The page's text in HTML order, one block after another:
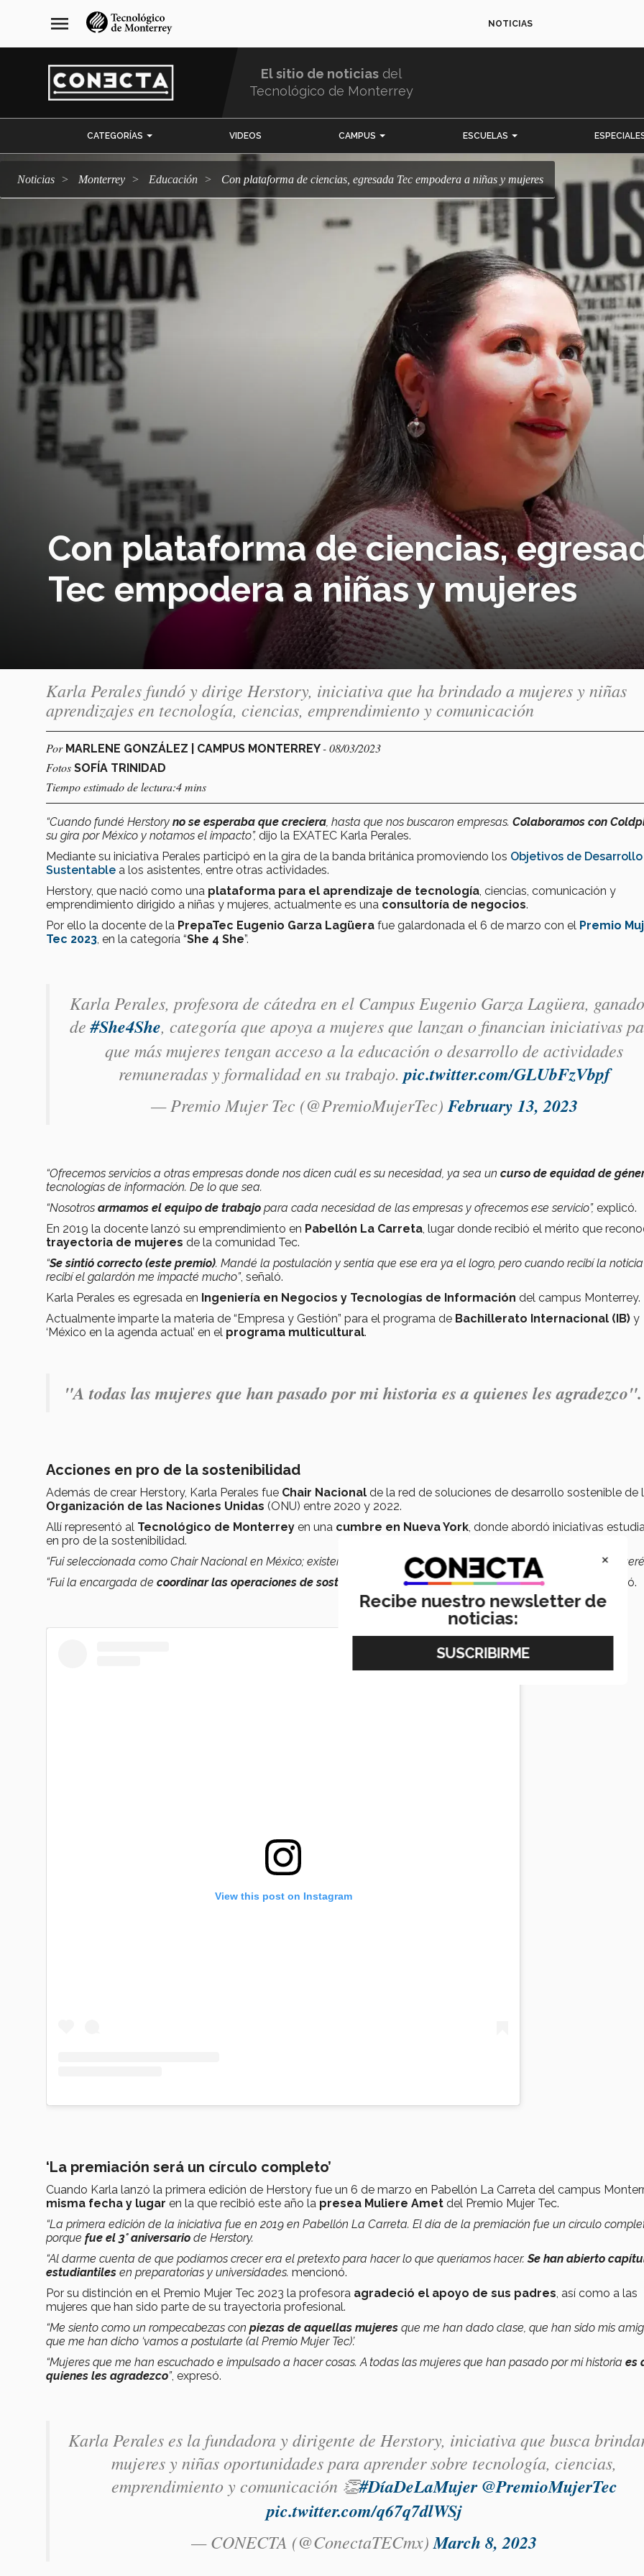
navegación
principal
menu NOTICIAS
El sitio de noticias del
Tecnológico de Monterrey
CATEGORÍAS VIDEOS CAMPUS ESCUELAS
Noticias Monterrey Educación Con plataforma de ciencias, egresada Tec empodera a niñas y mujeres
Con plataforma de ciencias,
Tec empodera a niñas y mujeres
Karla Perales fundó y dirige Herstory, iniciativa que ha brindado a mujeres y niñas
aprendizajes en tecnología, ciencias, emprendimiento y comunicación
Por MARLENE GONZÁLEZ | CAMPUS MONTERREY- 08/03/2023
Fotos SOFÍA TRINIDAD
Tiempo estimado de lectura:4 mins
“Cuando fundé Herstory no se esperaba que creciera , hasta que nos buscaron empresas. Colaboramos con
su gira por México y notamos el impacto”, dijo la EXATEC Karla Perales.
Mediante su iniciativa Perales participó en la gira de la banda británica promoviendo los Objetivos de Desarrollo
Sustentable a los asistentes, entre otras actividades.
Herstory, que nació como una plataforma para el aprendizaje de tecnología , ciencias, comunicación y
emprendimiento dirigido a niñas y mujeres, actualmente es una consultoría de negocios.
Por ello la docente de la PrepaTec Eugenio Garza Lagüera fue galardonada el 6 de marzo con el Premio
Tec 2023 , en la categoría “She 4 She”.
Karla Perales, profesora de cátedra en el Campus Eugenio Garza Lagüera,
de#She4She, categoría que apoya a mujeres que lanzan o financian iniciativas
que más mujeres tengan acceso a la educación o desarrollo de actividades
remuneradas y formalidad en su trabajo.pic.twitter.com/GLUbFzVbpf
— Premio Mujer Tec (@PremioMujerTec) February 13, 2023
“Ofrecemos servicios a otras empresas donde nos dicen cuál es su necesidad, ya sea un curso de equidad de
tecnologías de información. De lo que sea.
“Nosotros armamos el equipo de trabajo para cada necesidad de las empresas y ofrecemos ese servicio”, explicó.
En 2019 la docente lanzó su emprendimiento en Pabellón La Carreta , lugar donde recibió el mérito que
trayectoria de mujeres de la comunidad Tec.
“Se sintió correcto (este premio). Mandé la postulación y sentía que ese era ya el logro, pero cuando recibí la
recibí el galardón me impacté mucho”, señaló.
Karla Perales es egresada en Ingeniería en Negocios y Tecnologías de Información del campus Monterrey.
Actualmente imparte la materia de “Empresa y Gestión” para el programa de Bachillerato Internacional (IB) y
‘México en la agenda actual’ en el programa multicultural.
"A todas las mujeres que han pasado por mi historia es a quienes les agradezco".
Acciones en pro de la sostenibilidad
Además de crear Herstory, Karla Perales fue Chair Nacional de la red de soluciones de desarrollo sostenible de
Organización de las Naciones Unidas (ONU) entre 2020 y 2022.
Allí representó al Tecnológico de Monterrey en una cumbre en Nueva York , donde abordó iniciativas
en pro de la sostenibilidad.
“Fui seleccionada como Chair Nacional en México; existen hubs en Tampico, Guadalajara, Ciudad de México y
“Fui la encargada de coordinar las operaciones de sostenibilidad de estos laboratorios en cada campus”, señaló.
View this post on Instagram
‘La premiación será un círculo completo’
Cuando Karla lanzó la primera edición de Herstory fue un 6 de marzo en Pabellón La Carreta del campus
misma fecha y lugar en la que recibió este año la presea Muliere Amet del Premio Mujer Tec.
“La primera edición de la iniciativa fue en 2019 en Pabellón La Carreta. El día de la premiación fue un círculo
porque fue el 3° aniversario de Herstory.
“Al darme cuenta de que podíamos crecer era el pretexto para hacer lo que queríamos hacer.Se han abierto
estudiantiles en preparatorias y universidades. mencionó.
Por su distinción en el Premio Mujer Tec 2023 la profesora agradeció el apoyo de sus padres , así como a las
mujeres que han sido parte de su trayectoria profesional.
“Me siento como un rompecabezas con piezas de aquellas mujeres que me han dado clase, que han sido mis
que me han dicho ‘vamos a postularte (al Premio Mujer Tec)’.
“Mujeres que me han escuchado e impulsado a hacer cosas. A todas las mujeres que han pasado por mi historia es
quienes les agradezco”, expresó.
Karla Perales es la fundadora y dirigente de Herstory, iniciativa que busca
mujeres y niñas oportunidades para aprender sobre tecnología, ciencias,
emprendimiento y comunicación 👏#DíaDeLaMujer @PremioMujerTec
pic.twitter.com/q67q7dlWSj
— CONECTA (@ConectaTECmx) March 8, 2023
×
Recibe nuestro newsletter de
noticias: